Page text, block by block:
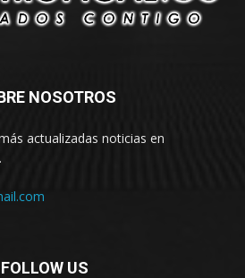
NOSOTROS
actualizadas noticias en
FOLLOW US